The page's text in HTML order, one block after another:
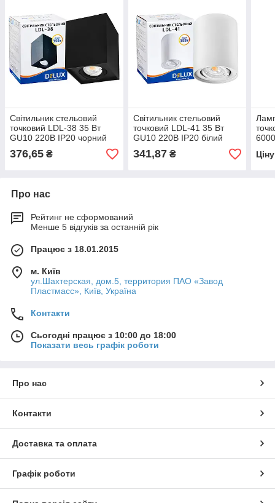
Світильник стельовий
точковий LDL-38 35 Вт
GU10 220В IP20 чорний
квадрат, DELUX
(90015915)
376,65 ₴
Світильник стельовий
точковий LDL-41 35 Вт
GU10 220В IP20 білий
круг, DELUX (90015916)
341,87₴
Про нас
Рейтинг не сформований
Менше 5 відгуків за останній рік
Працює з 18.01.2015
м. Київ
ул.Шахтерская, дом.5, территория ПАО «Завод
Пластмасс», Київ, Україна
Контакти
Сьогодні працює з 10:00 до 18:00
Показати весь графік роботи
Про нас
Контакти
Доставка та оплата
Графік роботи